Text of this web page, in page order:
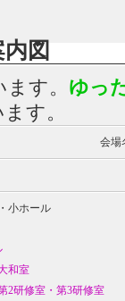
図
す。 ゆっ
す。
会場
小ホール
和室
2研修室・第3研修室